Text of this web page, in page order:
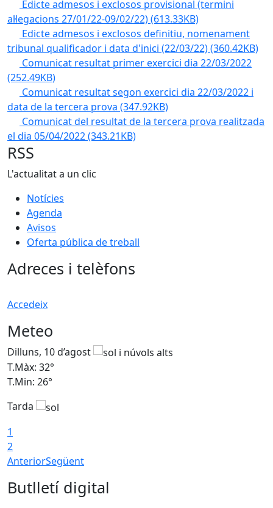
Edicte admesos i exclosos provisional (termini
al·legacions 27/01/22-09/02/22)(613.33KB)
Edicte admesos i exclosos definitiu, nomenament
tribunal qualificador i data d'inici (22/03/22)(360.42KB)
Comunicat resultat primer exercici dia 22/03/2022
(252.49KB)
Comunicat resultat segon exercici dia 22/03/2022 i
data de la tercera prova (347.92KB)
Comunicat del resultat de la tercera prova realitzada
el dia 05/04/2022(343.21KB)
RSS
L'actualitat a un clic
Notícies
Agenda
Avisos
Oferta pública de treball
Adreces i telèfons
Accedeix
Meteo
Dilluns, 10 d’agost
T.Màx: 32°
T.Min: 26°
Tarda
1
2
AnteriorSegüent
Butlletí digital